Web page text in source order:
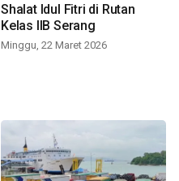
Shalat Idul Fitri di Rutan
Kelas IIB Serang
Minggu, 22 Maret 2026